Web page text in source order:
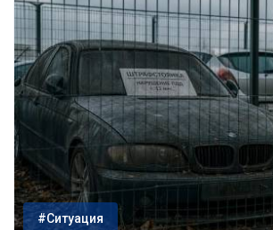
#Ситуация